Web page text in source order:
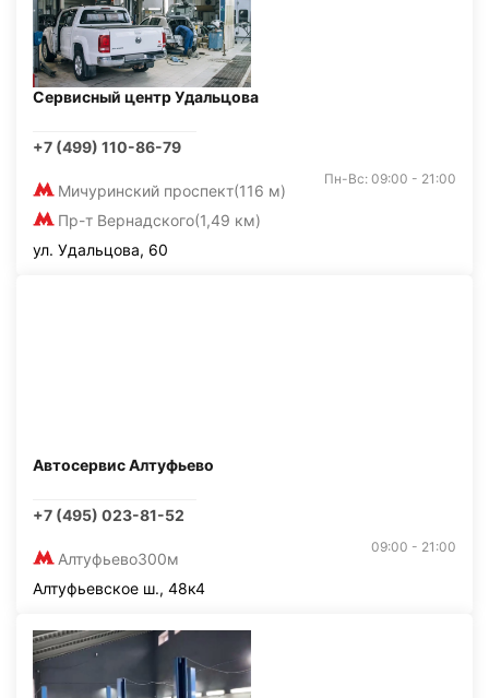
Сервисный центр Удальцова
+7 (499) 110-86-79
Мичуринский проспект(116 м)
Пр-т Вернадского(1,49 км)
Пн-Вс: 09:00 - 21:00
ул. Удальцова, 60
Автосервис Алтуфьево
+7 (495) 023-81-52
Алтуфьево300м
09:00 - 21:00
Алтуфьевское ш., 48к4